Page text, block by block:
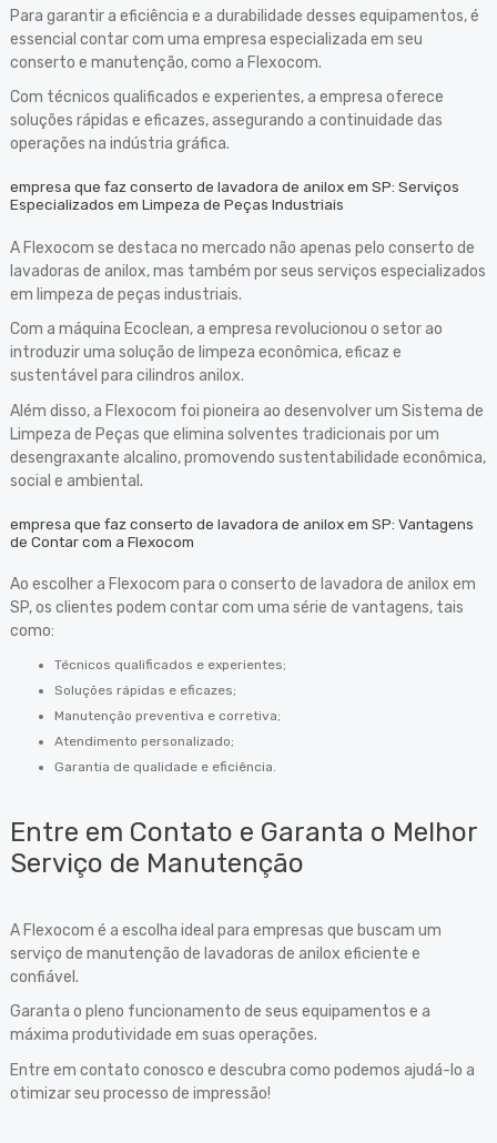
Para garantir a eficiência e a durabilidade desses equipamentos, é
essencial contar com uma empresa especializada em seu
conserto e manutenção, como a Flexocom.
Com técnicos qualificados e experientes, a empresa oferece
soluções rápidas e eficazes, assegurando a continuidade das
operações na indústria gráfica.
empresa que faz conserto de lavadora de anilox em SP: Serviços
Especializados em Limpeza de Peças Industriais
A Flexocom se destaca no mercado não apenas pelo conserto de
lavadoras de anilox, mas também por seus serviços especializados
em limpeza de peças industriais.
Com a máquina Ecoclean, a empresa revolucionou o setor ao
introduzir uma solução de limpeza econômica, eficaz e
sustentável para cilindros anilox.
Além disso, a Flexocom foi pioneira ao desenvolver um Sistema de
Limpeza de Peças que elimina solventes tradicionais por um
desengraxante alcalino, promovendo sustentabilidade econômica,
social e ambiental.
empresa que faz conserto de lavadora de anilox em SP: Vantagens
de Contar com a Flexocom
Ao escolher a Flexocom para o conserto de lavadora de anilox em
SP, os clientes podem contar com uma série de vantagens, tais
como:
Técnicos qualificados e experientes;
Soluções rápidas e eficazes;
Manutenção preventiva e corretiva;
Atendimento personalizado;
Garantia de qualidade e eficiência.
Entre em Contato e Garanta o Melhor
Serviço de Manutenção
A Flexocom é a escolha ideal para empresas que buscam um
serviço de manutenção de lavadoras de anilox eficiente e
confiável.
Garanta o pleno funcionamento de seus equipamentos e a
máxima produtividade em suas operações.
Entre em contato conosco e descubra como podemos ajudá-lo a
otimizar seu processo de impressão!